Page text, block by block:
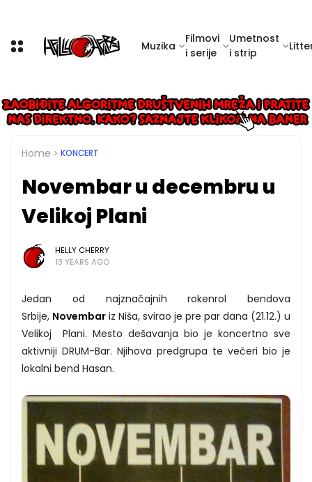
Muzika
Filmovi
i serije
Umetnost
i strip
Home KONCERT
Novembar u decembru u
Velikoj Plani
HELLY CHERRY
13 YEARS AGO
Jedan od najznačajnih rokenrol bendova
Srbije, Novembar iz Niša, svirao je pre par dana (21.12.) u
Velikoj Plani. Mesto dešavanja bio je koncertno sve
aktivniji DRUM-Bar. Njihova predgrupa te večeri bio je
lokalni bend Hasan.